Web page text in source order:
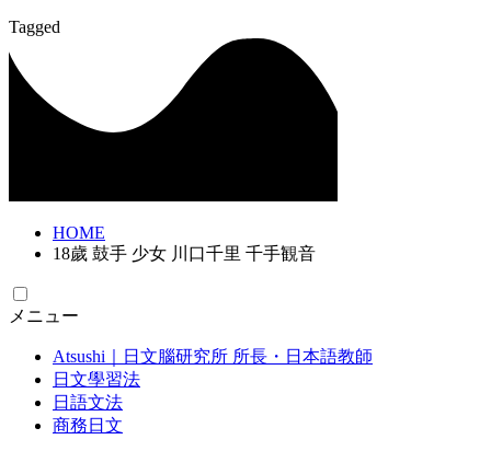
Tagged
HOME
18歲 鼓手 少女 川口千里 千手観音
メニュー
Atsushi｜日文腦研究所 所長・日本語教師
日文學習法
日語文法
商務日文